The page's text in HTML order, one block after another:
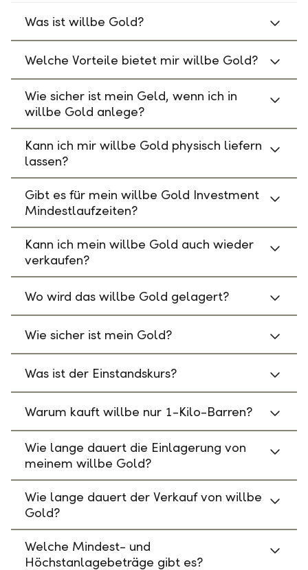
Was ist willbe Gold?
Welche Vorteile bietet mir willbe Gold?
Wie sicher ist mein Geld, wenn ich in
willbe Gold anlege?
Kann ich mir willbe Gold physisch liefern
lassen?
Gibt es für mein willbe Gold Investment
Mindestlaufzeiten?
Kann ich mein willbe Gold auch wieder
verkaufen?
Wo wird das willbe Gold gelagert?
Wie sicher ist mein Gold?
Was ist der Einstandskurs?
Warum kauft willbe nur 1-Kilo-Barren?
Wie lange dauert die Einlagerung von
meinem willbe Gold?
Wie lange dauert der Verkauf von willbe
Gold?
Welche Mindest- und
Höchstanlagebeträge gibt es?